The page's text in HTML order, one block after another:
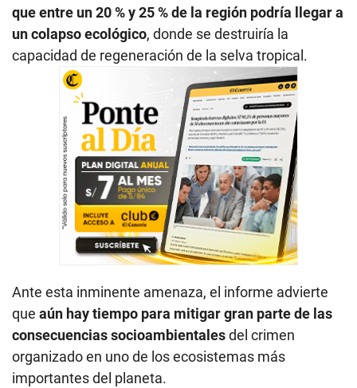
que entre un 20 % y 25 % de la región podría llegar a
un colapso ecológico, donde se destruiría la
capacidad de regeneración de la selva tropical.
Ante esta inminente amenaza, el informe advierte
que aún hay tiempo para mitigar gran parte de las
consecuencias socioambientalesdel crimen
organizado en uno de los ecosistemas más
importantes del planeta.